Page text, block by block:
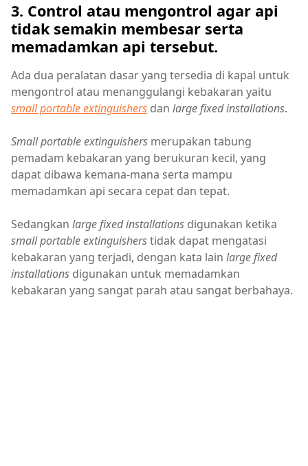
3. Control atau mengontrol agar api
tidak semakin membesar serta
memadamkan api tersebut.
Ada dua peralatan dasar yang tersedia di kapal untuk
mengontrol atau menanggulangi kebakaran yaitu
small portable extinguishers dan large fixed installations.
Small portable extinguishers merupakan tabung
pemadam kebakaran yang berukuran kecil, yang
dapat dibawa kemana-mana serta mampu
memadamkan api secara cepat dan tepat.
Sedangkan large fixed installations digunakan ketika
small portable extinguisherstidak dapat mengatasi
kebakaran yang terjadi, dengan kata lain large fixed
installations digunakan untuk memadamkan
kebakaran yang sangat parah atau sangat berbahaya.